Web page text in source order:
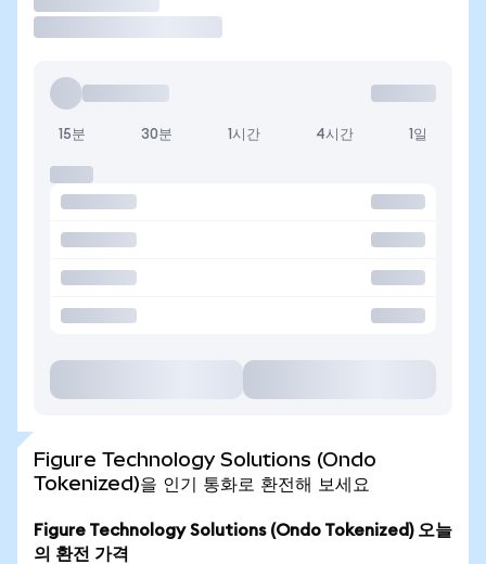
15분 30분 1시간 4시간 1일
Figure Technology Solutions (Ondo
Tokenized)을 인기 통화로 환전해 보세요
Figure Technology Solutions (Ondo Tokenized) 오늘
의 환전 가격